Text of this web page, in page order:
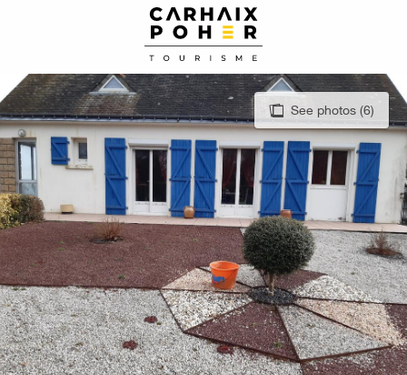
principal
See photos (6)